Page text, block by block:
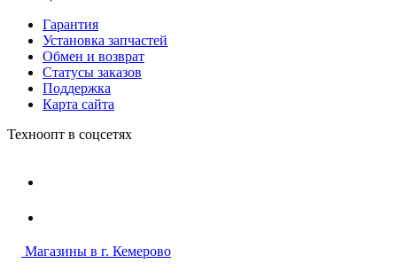
Гарантия
Установка запчастей
Обмен и возврат
Статусы заказов
Поддержка
Карта сайта
Техноопт в соцсетях
Магазины в г. Кемерово